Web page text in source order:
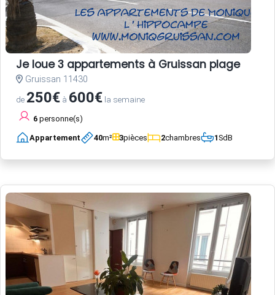
Je loue 3 appartements à Gruissan plage
Gruissan 11430
de 250€ à 600€ la semaine
6 personne(s)
Appartement 40m² 3pièces 2chambres 1SdB